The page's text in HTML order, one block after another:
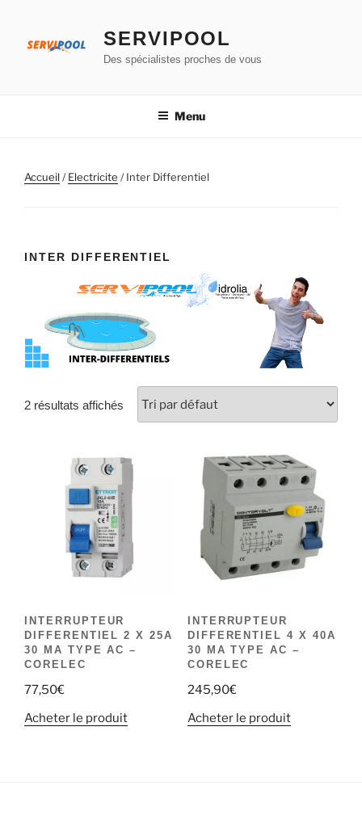
contenu
SERVIPOOL
Des spécialistes proches de vous
Menu
Accueil/Electricite / Inter Differentiel
INTER DIFFERENTIEL
2 résultats affichés
INTERRUPTEUR
DIFFERENTIEL 2 X 25A
30 MA TYPE AC –
CORELEC
77,50€
Acheter le produit
INTERRUPTEUR
DIFFERENTIEL 4 X 40A
30 MA TYPE AC –
CORELEC
245,90€
Acheter le produit